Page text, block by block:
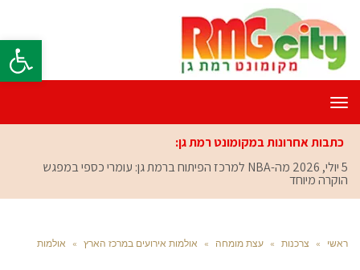
פתח
תפריט
כתבות אחרונות במקומונט רמת גן:
5 יולי, 2026
מה-NBA למרכז הפיתוח ברמת גן: עומרי כספי במפגש
הוקרה מיוחד
ראשי » צרכנות » עצת מומחה » אולמות אירועים במרכז הארץ » אולמות